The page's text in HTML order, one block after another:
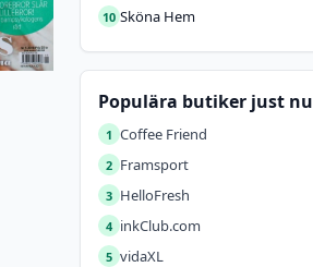
10 Sköna Hem
Populära butiker just nu
1 Coffee Friend
2 Framsport
3 HelloFresh
4 inkClub.com
5 vidaXL